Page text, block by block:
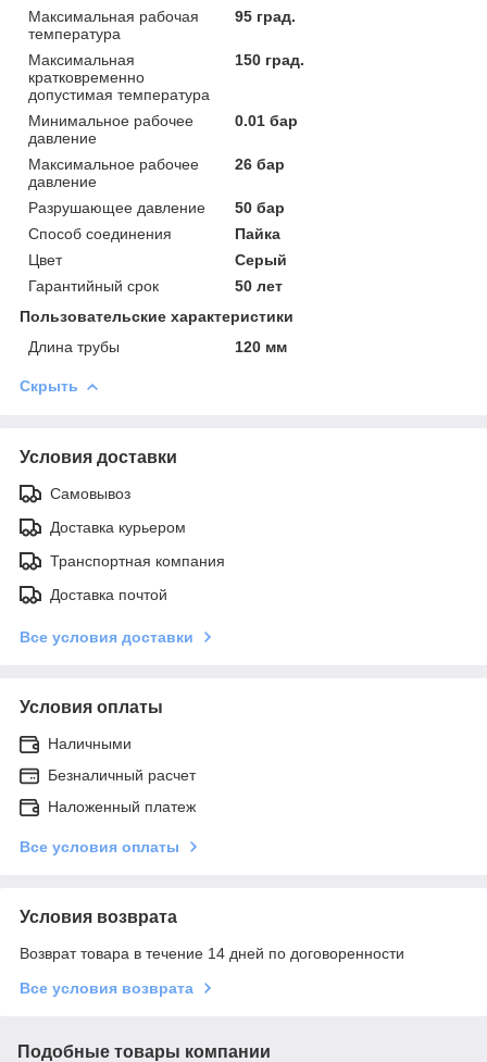
Максимальная рабочая
температура
95 град.
Максимальная
кратковременно
допустимая температура
150 град.
Минимальное рабочее
давление
0.01 бар
Максимальное рабочее
давление
26 бар
Разрушающее давление
50 бар
Способ соединения
Пайка
Цвет
Серый
Гарантийный срок
50 лет
Пользовательские характеристики
Длина трубы
120 мм
Скрыть
Условия доставки
Самовывоз
Доставка курьером
Транспортная компания
Доставка почтой
Все условия доставки
Условия оплаты
Наличными
Безналичный расчет
Наложенный платеж
Все условия оплаты
Условия возврата
Возврат товара в течение 14 дней по договоренности
Все условия возврата
Подобные товары компании